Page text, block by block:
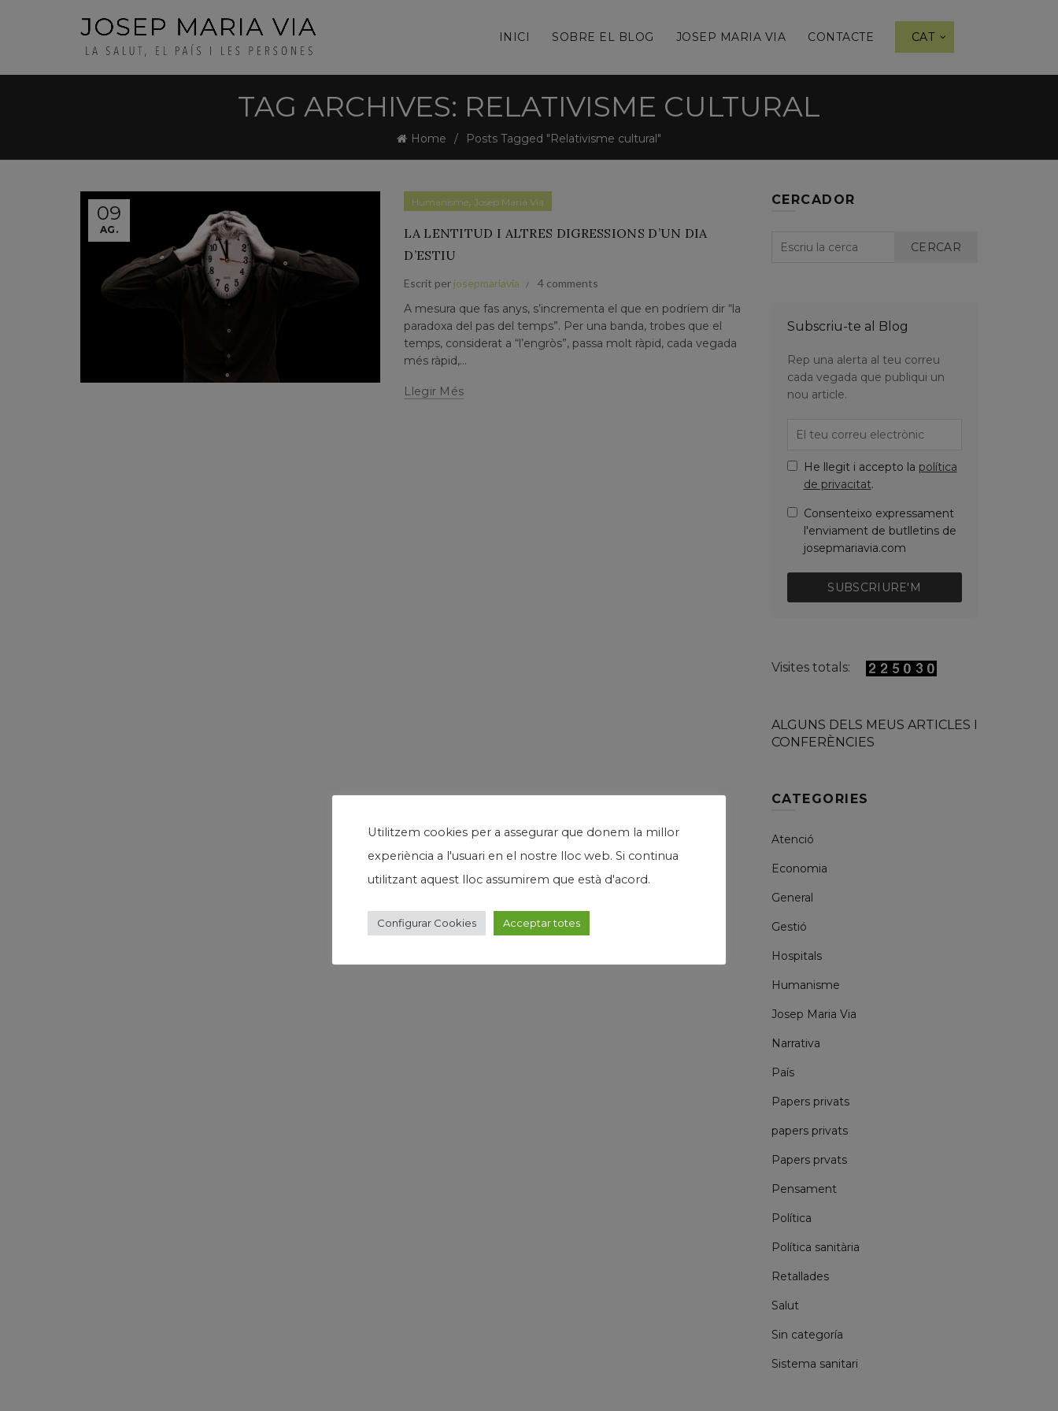
INICI SOBRE EL BLOG JOSEP MARIA VIA CONTACTE CAT
TAG ARCHIVES: RELATIVISME CULTURAL
Home Posts Tagged "Relativisme cultural"
09
AG.
Humanisme,Josep Maria Via
LA LENTITUD I ALTRES DIGRESSIONS D’UN DIA
D’ESTIU
Escrit per josepmariavia 4 comments
A mesura que fas anys, s’incrementa el que en podríem dir “la
paradoxa del pas del temps”. Per una banda, trobes que el
temps, considerat a “l’engròs”, passa molt ràpid, cada vegada
més ràpid,...
Llegir Més
CERCADOR
CERCAR
Subscriu-te al Blog
Rep una alerta al teu correu
cada vegada que publiqui un
nou article.
He llegit i accepto la política
de privacitat.
Consenteixo expressament
l'enviament de butlletins de
josepmariavia.com
SUBSCRIURE'M
Visites totals:
ALGUNS DELS MEUS ARTICLES I
CONFERÈNCIES
CATEGORIES
Atenció
Economia
General
Gestió
Hospitals
Humanisme
Josep Maria Via
Narrativa
País
Papers privats
papers privats
Papers prvats
Pensament
Política
Política sanitària
Retallades
Salut
Sin categoría
Sistema sanitari
Utilitzem cookies per a assegurar que donem la millor
experiència a l'usuari en el nostre lloc web. Si continua
utilitzant aquest lloc assumirem que està d'acord.
Configurar Cookies Acceptar totes